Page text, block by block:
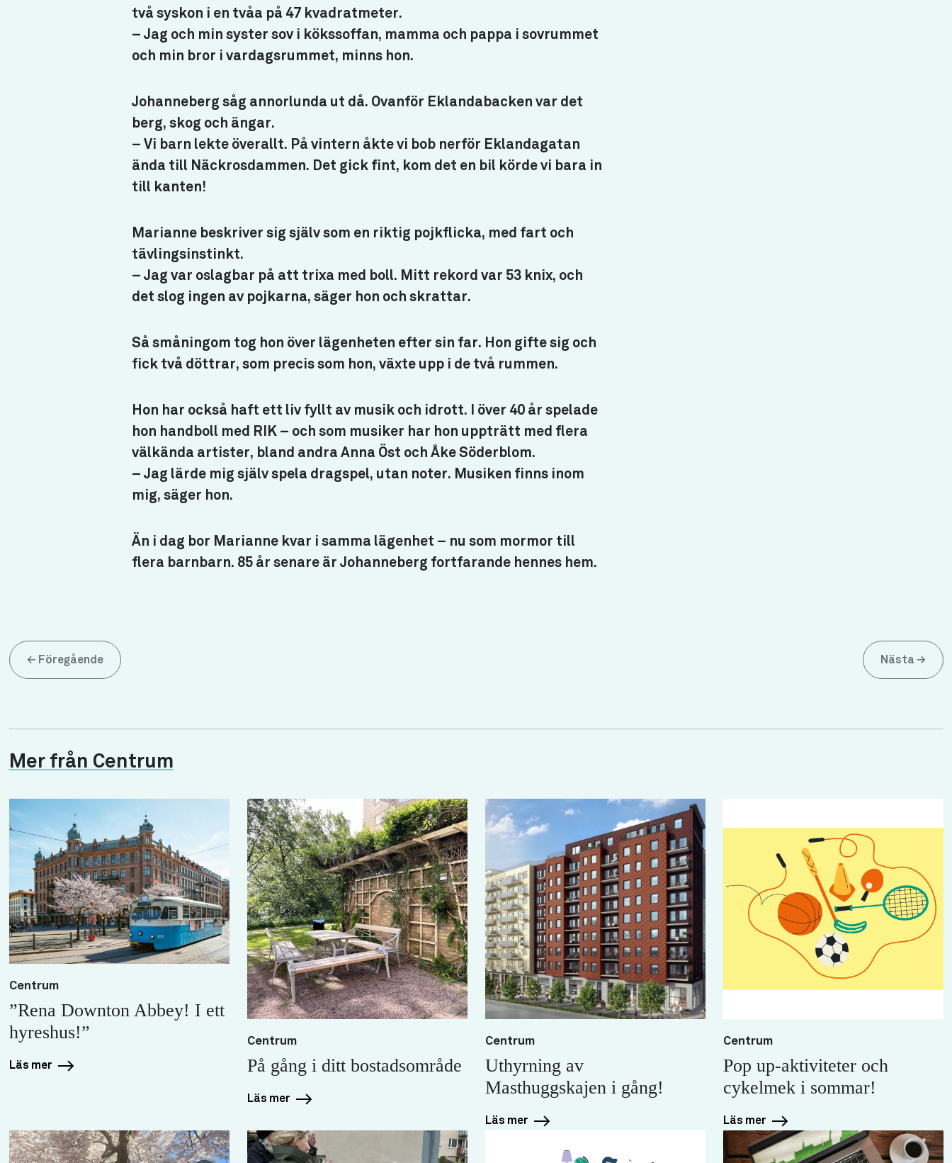
två syskon i en tvåa på 47 kvadratmeter.
– Jag och min syster sov i kökssoffan, mamma och pappa i sovrummet
och min bror i vardagsrummet, minns hon.
Johanneberg såg annorlunda ut då. Ovanför Eklandabacken var det
berg, skog och ängar.
– Vi barn lekte överallt. På vintern åkte vi bob nerför Eklandagatan
ända till Näckrosdammen. Det gick fint, kom det en bil körde vi bara in
till kanten!
Marianne beskriver sig själv som en riktig pojkflicka, med fart och
tävlingsinstinkt.
– Jag var oslagbar på att trixa med boll. Mitt rekord var 53 knix, och
det slog ingen av pojkarna, säger hon och skrattar.
Så småningom tog hon över lägenheten efter sin far. Hon gifte sig och
fick två döttrar, som precis som hon, växte upp i de två rummen.
Hon har också haft ett liv fyllt av musik och idrott. I över 40 år spelade
hon handboll med RIK – och som musiker har hon uppträtt med flera
välkända artister, bland andra Anna Öst och Åke Söderblom.
– Jag lärde mig själv spela dragspel, utan noter. Musiken finns inom
mig, säger hon.
Än i dag bor Marianne kvar i samma lägenhet – nu som mormor till
flera barnbarn. 85 år senare är Johanneberg fortfarande hennes hem.
← Föregående Nästa →
Mer från Centrum
Centrum
”Rena Downton Abbey! I ett
hyreshus!”
Läs mer
Centrum
På gång i ditt bostadsområde
Läs mer
Centrum
Uthyrning av
Masthuggskajen i gång!
Läs mer
Centrum
Pop up-aktiviteter och
cykelmek i sommar!
Läs mer